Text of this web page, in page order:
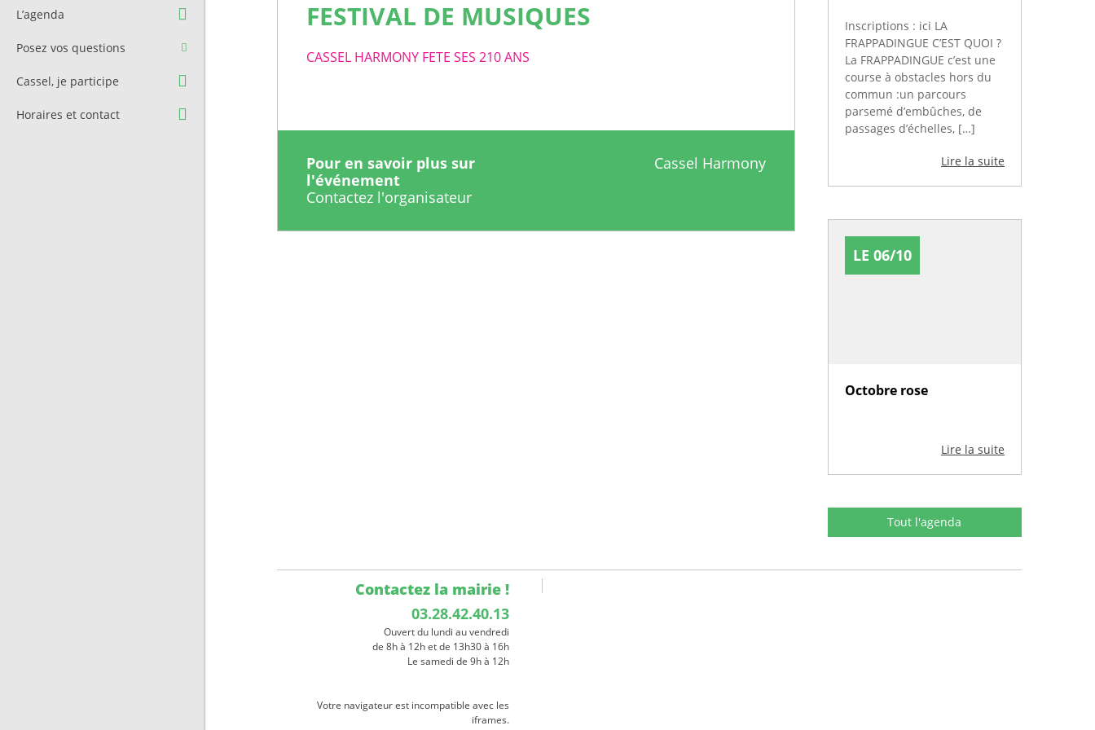
municipale
Contact et Accès
Cimetière
L’agenda
Posez vos questions
Cassel, je participe
Horaires et contact
FESTIVAL DE MUSIQUES
CASSEL HARMONY FETE SES 210 ANS
Pour en savoir plus sur
l'événement
Contactez l'organisateur
Cassel Harmony
Inscriptions : ici LA
FRAPPADINGUE C’EST QUOI ?
La FRAPPADINGUE c’est une
course à obstacles hors du
commun :un parcours
parsemé d’embûches, de
passages d’échelles, […]
Lire la suite
LE 06/10
Octobre rose
Lire la suite
Tout l'agenda
Contactez la mairie !
03.28.42.40.13
Ouvert du lundi au vendredi
de 8h à 12h et de 13h30 à 16h
Le samedi de 9h à 12h
Votre navigateur est incompatible avec les
iframes.